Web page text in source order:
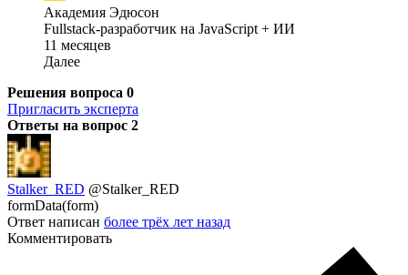
Академия Эдюсон
Fullstack-разработчик на JavaScript + ИИ
11 месяцев
Далее
Решения вопроса 0
Пригласить эксперта
Ответы на вопрос 2
Stalker_RED @Stalker_RED
formData(form)
Ответ написан более трёх лет назад
Комментировать